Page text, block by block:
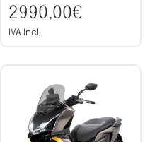
2990,00€
IVA Incl.